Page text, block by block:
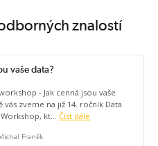
znalostí
vaše data?
- Jak cenná jsou vaše
vás zveme na již 14. ročník Data
kt... Číst dále
Franěk